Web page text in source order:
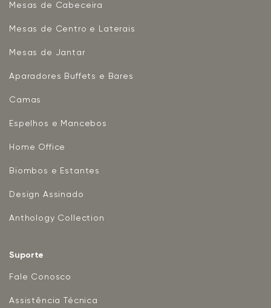
Mesas de Cabeceira
Mesas de Centro e Laterais
Mesas de Jantar
Aparadores Buffets e Bares
Camas
Espelhos e Mancebos
Home Office
Biombos e Estantes
Design Assinado
Anthology Collection
Suporte
Fale Conosco
Assistência Técnica